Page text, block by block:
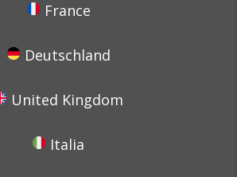
France
Deutschland
United Kingdom
Italia